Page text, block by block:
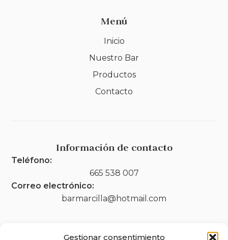
Gestionar consentimiento
Menú
Inicio
Nuestro Bar
Productos
Contacto
Información de contacto
Teléfono:
665 538 007
Correo electrónico:
barmarcilla@hotmail.com